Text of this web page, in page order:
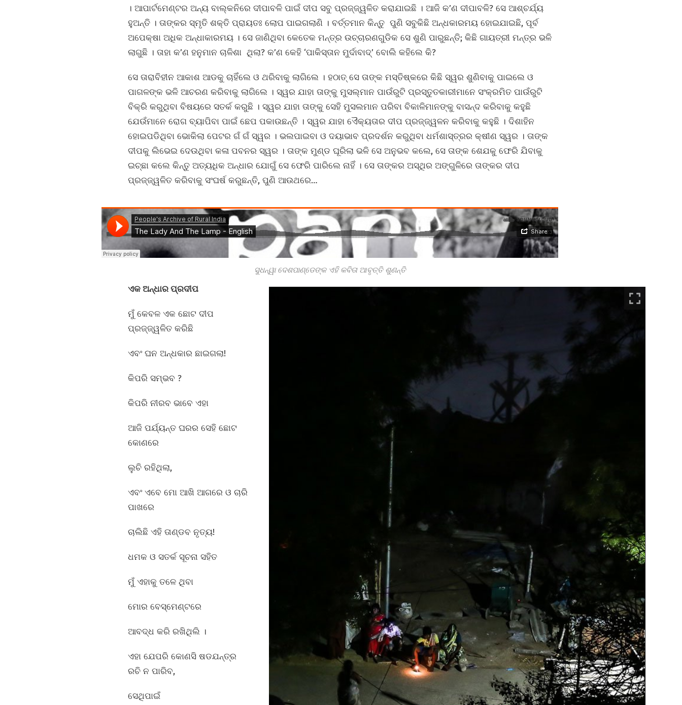
। ଆପାର୍ଟମେଣ୍ଟର ଅନ୍ୟ ବାଲ୍‌କନିରେ ଦୀପାବଳି ପାଇଁ ଦୀପ ସବୁ ପ୍ରଜ୍ଜ୍ୱଳିତ କରାଯାଇଛି । ଆଜି କ’ଣ ଦୀପାବଳି? ସେ ଆଶ୍ଚର୍ଯ୍ୟ
ହୁଅନ୍ତି । ତାଙ୍କର ସ୍ମୃତି ଶକ୍ତି ପ୍ରାୟତଃ ଲୋପ ପାଇଗଲାଣି । ବର୍ତ୍ତମାନ କିନ୍ତୁ ପୁଣି ସବୁକିଛି ଅନ୍ଧକାରମୟ ହୋଇଯାଇଛି, ପୂର୍ବ
ଅପେକ୍ଷା ଅଧିକ ଅନ୍ଧାକାରମୟ । ସେ ଜାଣିଥିବା କେତେକ ମନ୍ତ୍ର ଉଚ୍ଚାରଣଗୁଡିକ ସେ ଶୁଣି ପାରୁଛନ୍ତି; କିଛି ଗାୟତ୍ରୀ ମନ୍ତ୍ର ଭଳି
ଲାଗୁଛି । ତାହା କ’ଣ ହନୁମାନ ଚାଳିଶା ଥିଲା? କ’ଣ କେହି ‘ପାକିସ୍ତାନ ମୁର୍ଦାବାଦ୍‌’ ବୋଲି କହିଲେ କି?
ସେ ତାରାବିହୀନ ଆକାଶ ଆଡକୁ ଚାହିଁଲେ ଓ ଥରିବାକୁ ଲାଗିଲେ । ହଠାତ୍‌ ସେ ତାଙ୍କ ମସ୍ତିଷ୍କରେ କିଛି ସ୍ୱର ଶୁଣିବାକୁ ପାଇଲେ ଓ
ପାଗଳଙ୍କ ଭଳି ଆଚରଣ କରିବାକୁ ଲାଗିଲେ । ସ୍ୱର ଯାହା ତାଙ୍କୁ ମୁସଲ୍‌ମାନ ପାଉଁରୁଟି ପ୍ରସ୍ତୁତକାରୀମାନେ ସଂକ୍ରମିତ ପାଉଁରୁଟି
ବିକ୍ରି କରୁଥିବା ବିଷୟରେ ସତର୍କ କରୁଛି । ସ୍ୱର ଯାହା ତାଙ୍କୁ ସେହି ମୁସଲମାନ ପରିବା ବିକାଳିମାନଙ୍କୁ ବାସନ୍ଦ କରିବାକୁ କହୁଛି
ଯେଉଁମାନେ ରୋଗ ବ୍ୟାପିବା ପାଇଁ ଛେପ ପକାଉଛନ୍ତି । ସ୍ୱର ଯାହା ଏୈକ୍ୟତାର ଦୀପ ପ୍ରଜ୍ଜ୍ୱଳନ କରିବାକୁ କହୁଛି । ଦିଶାହିନ
ହୋଇପଡିଥିବା ଭୋକିଲା ପେଟର ଗଁ ଗଁ ସ୍ୱର । ଭଲପାଇବା ଓ ଦୟାଭାବ ପ୍ରଦର୍ଶନ କରୁଥିବା ଧର୍ମଶାସ୍ତ୍ରର କ୍ଷୀଣ ସ୍ୱର । ତାଙ୍କ
ଦୀପକୁ ଲିଭେଇ ଦେଉଥିବା କଳା ପବନର ସ୍ୱର । ତାଙ୍କ ମୁଣ୍ଡ ଘୂରିଲା ଭଳି ସେ ଅନୁଭବ କଲେ, ସେ ତାଙ୍କ ଶେଯକୁ ଫେରି ଯିବାକୁ
ଇଚ୍ଛା କଲେ କିନ୍ତୁ ଅତ୍ୟଧିକ ଅନ୍ଧାର ଯୋଗୁଁ ସେ ଫେରି ପାରିଲେ ନାହିଁ । ସେ ତାଙ୍କର ଅସ୍ଥିର ଅଙ୍ଗୁଳିରେ ତାଙ୍କର ଦୀପ
ପ୍ରଜ୍ଜ୍ୱଳିତ କରିବାକୁ ସଂଘର୍ଷ କରୁଛନ୍ତି, ପୁଣି ଆଉଥରେ…
ସୁଧନ୍ୱା ଦେଶପାଣ୍ଡେଙ୍କ ଏହି କବିତା ଆବୃତ୍ତି ଶୁଣନ୍ତି
ଏକ ଅନ୍ଧାର ପ୍ରଦୀପ
ମୁଁ କେବଳ ଏକ ଛୋଟ ଦୀପ
ପ୍ରଜ୍ଜ୍ୱଳିତ କରିଛି
ଏବଂ ଘନ ଅନ୍ଧକାର ଛାଇଗଲା!
କିପରି ସମ୍ଭବ ?
କିପରି ନୀରବ ଭାବେ ଏହା
ଆଜି ପର୍ଯ୍ୟନ୍ତ ଘରର ସେହି ଛୋଟ
କୋଣରେ
ଲୁଚି ରହିଥିଲା,
ଏବଂ ଏବେ ମୋ ଆଖି ଆଗରେ ଓ ଚାରି
ପାଖରେ
ଚାଲିଛି ଏହି ତାଣ୍ଡବ ନୃତ୍ୟ!
ଧମକ ଓ ସତର୍କ ସୂଚନା ସହିତ
ମୁଁ ଏହାକୁ ତଳେ ଥିବା
ମୋର ବେସ୍‌ମେଣ୍ଟରେ
ଆବଦ୍ଧ କରି ରଖିଥିଲି ।
ଏହା ଯେପରି କୋଣସି ଷଡଯନ୍ତ୍ର
ରଚି ନ ପାରିବ,
ସେଥିପାଇଁ